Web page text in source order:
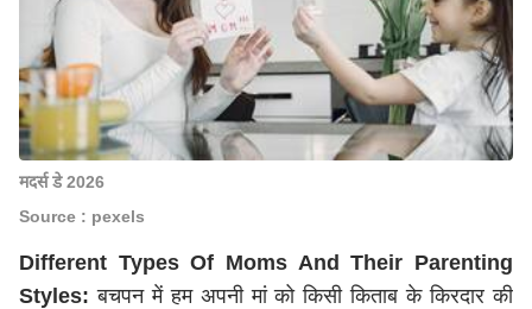
मदर्स डे 2026
Source : pexels
Different Types Of Moms And Their Parenting
Styles: बचपन में हम अपनी मां को किसी किताब के किरदार की